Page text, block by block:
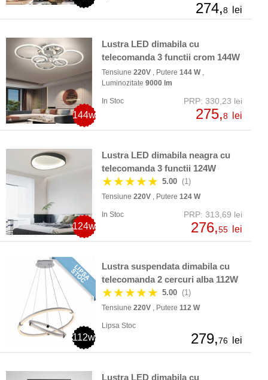
274,8 lei
144w
Lustra LED dimabila cu
telecomanda 3 functii crom 144W
Tensiune 220V , Putere 144 W,
Luminozitate 9000 lm
In Stoc PRP: 330,23 lei
275,8 lei
124w
Lustra LED dimabila neagra cu
telecomanda 3 functii 124W
★★★★★ 5.00 (1)
Tensiune 220V , Putere 124 W
In Stoc PRP: 313,69 lei
276,55 lei
112w
Lustra suspendata dimabila cu
telecomanda 2 cercuri alba 112W
★★★★★ 5.00 (1)
Tensiune 220V , Putere 112 W
Lipsa Stoc
279,76 lei
Lustra LED dimabila cu